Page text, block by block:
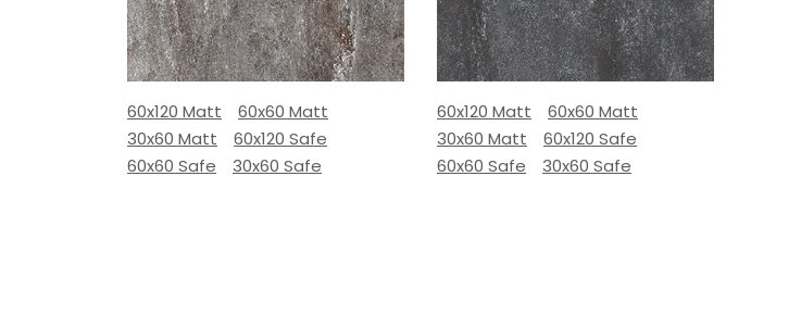
60x120 Matt
60x60 Matt
30x60 Matt
60x120 Safe
60x60 Safe
30x60 Safe
60x120 Matt
60x60 Matt
30x60 Matt
60x120 Safe
60x60 Safe
30x60 Safe